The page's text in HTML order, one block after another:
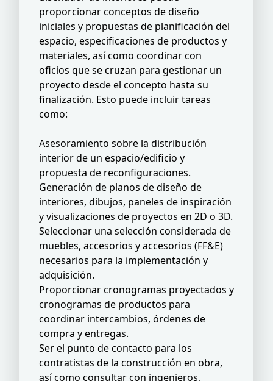
proporcionar conceptos de diseño
iniciales y propuestas de planificación del
espacio, especificaciones de productos y
materiales, así como coordinar con
oficios que se cruzan para gestionar un
proyecto desde el concepto hasta su
finalización. Esto puede incluir tareas
como:
Asesoramiento sobre la distribución
interior de un espacio/edificio y
propuesta de reconfiguraciones.
Generación de planos de diseño de
interiores, dibujos, paneles de inspiración
y visualizaciones de proyectos en 2D o 3D.
Seleccionar una selección considerada de
muebles, accesorios y accesorios (FF&E)
necesarios para la implementación y
adquisición.
Proporcionar cronogramas proyectados y
cronogramas de productos para
coordinar intercambios, órdenes de
compra y entregas.
Ser el punto de contacto para los
contratistas de la construcción en obra,
así como consultar con ingenieros,